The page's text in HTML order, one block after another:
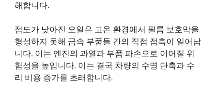
해합니다.
점도가 낮아진 오일은 고온 환경에서 필름 보호막을
형성하지 못해 금속 부품들 간의 직접 접촉이 일어납
니다. 이는 엔진의 과열과 부품 파손으로 이어질 위
험성을 높입니다. 이는 결국 차량의 수명 단축과 수
리 비용 증가를 초래합니다.